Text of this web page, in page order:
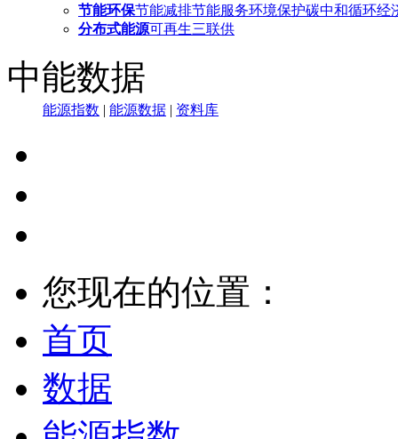
节能环保节能减排节能服务环境保护碳中和循环经
分布式能源可再生三联供
中能数据
能源指数 | 能源数据 | 资料库
您现在的位置：
首页
数据